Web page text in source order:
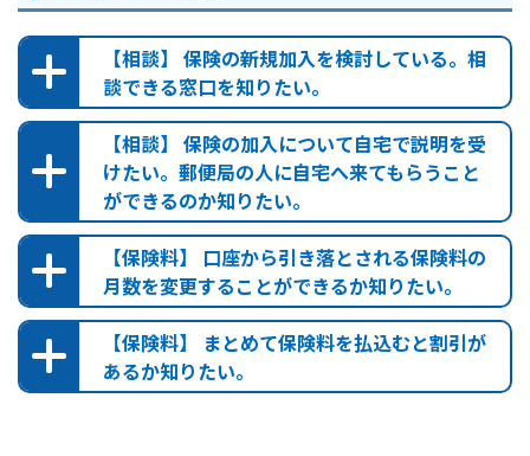
1契約に最大3種類まで
付加できます
災害保障
無配当災害特約
不慮の事故でのケガによる
死亡・身体障がいを保障
医療保障
【相談】 保険の新規加入を検討している。相
談できる窓口を知りたい。
郵便局検索
なお、一部の郵便局では、保険のお取扱いをしておりませんの
で、ご注意ください。また、本サイトのコンテンツもご一読く
ださい。
保険かんたん診断
【相談】 保険の加入について自宅で説明を受
けたい。郵便局の人に自宅へ来てもらうこと
ができるのか知りたい。
お問い合わせ
【保険料】 口座から引き落とされる保険料の
月数を変更することができるか知りたい。
【保険料】 まとめて保険料を払込むと割引が
あるか知りたい。